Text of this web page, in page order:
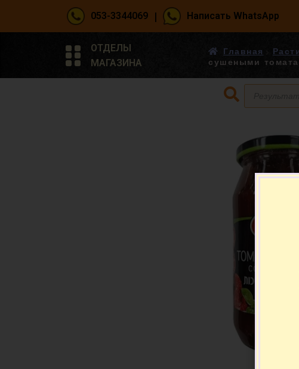
053-3344069 | Написать WhatsApp
ОТДЕЛЫ
МАГАЗИНА
Главная